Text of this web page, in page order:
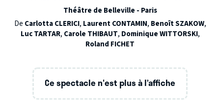
Théâtre de Belleville - Paris
De Carlotta CLERICI, Laurent CONTAMIN, Benoît SZAKOW,
Luc TARTAR, Carole THIBAUT, Dominique WITTORSKI,
Roland FICHET
Ce spectacle n'est plus à l’affiche